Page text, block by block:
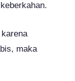
maka